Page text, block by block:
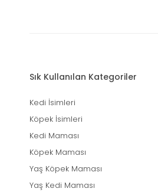
Sık Kullanılan Kategoriler
Kedi İsimleri
Köpek İsimleri
Kedi Maması
Köpek Maması
Yaş Köpek Maması
Yaş Kedi Maması